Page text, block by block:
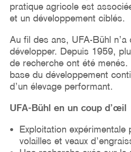
pratique agricole est
et un développement ciblés.
Au fil des ans, UFA-Bühl n’a
développer. Depuis 1959,
de recherche ont été
base du développement
d’un élevage performant.
UFA-Bühl en un coup d’œil
Exploitation expérimentale
volailles et veaux